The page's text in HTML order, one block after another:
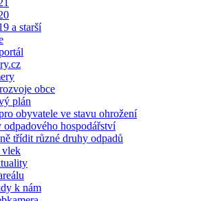
a starší
obce
plán
obyvatele ve stavu ohrožení
hospodářství
třídit různé druhy odpadů
vlek
k nám